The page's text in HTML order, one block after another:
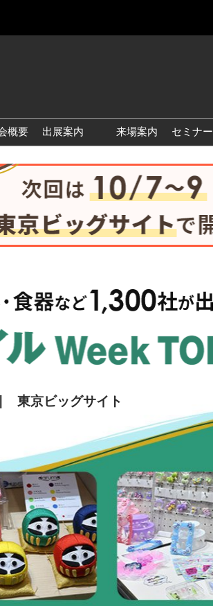
概要
出展案内
国際 ベビー＆キッズ EXPO
EXPO
国際 ヘルス＆ビューティグ
ェア EXPO
DESIGN TOKYO - 国際 デザ
イン製品展 -
インバウンド向けグッズ
“ときめく“デザインパッケー
ジEXPO
来場案内 セミナー
東京ビッグサイト